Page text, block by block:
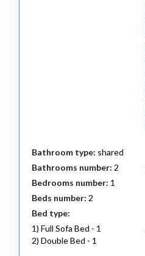
Bathroom type: shared
Bathrooms number: 2
Bedrooms number: 1
Beds number: 2
Bed type:
1) Full Sofa Bed - 1
2) Double Bed - 1